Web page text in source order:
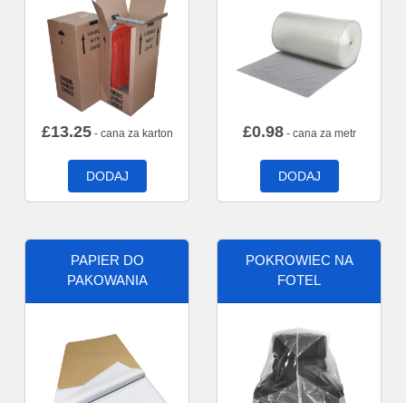
£13.25- cana za karton
DODAJ
£0.98- cana za metr
DODAJ
PAPIER DO
PAKOWANIA
POKROWIEC NA
FOTEL